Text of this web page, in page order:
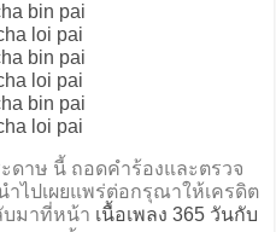
bin pai
loi pai
bin pai
loi pai
bin pai
loi pai
ดาษ นี้ ถอดคำร้องและตรวจ
ไปเผยแพร่ต่อกรุณาให้เครดิต
บมาที่หน้า เนื้อเพลง 365 วันกับ